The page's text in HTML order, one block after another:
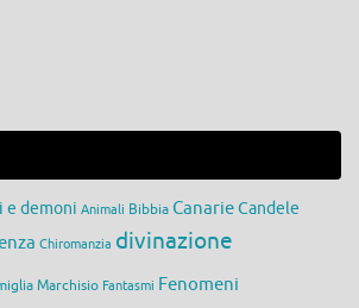
e demoni Animali Bibbia CanarieCandele
Chiromanzia divinazione
Marchisio Fantasmi Fenomeni